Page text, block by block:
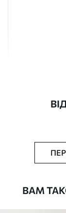
Додатково
ВАМ